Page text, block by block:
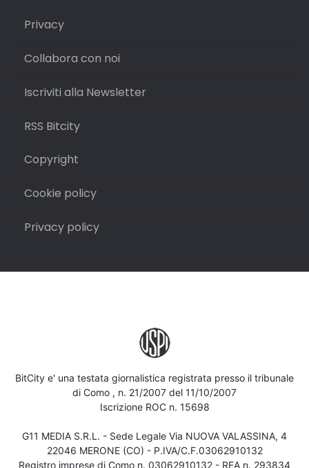
Privacy
Collabora con noi
Iscriviti alla Newsletter
RSS Bitcity
Copyright
Cookie policy
Privacy policy
BitCity e' una testata giornalistica registrata presso il tribunale
di Como , n. 21/2007 del 11/10/2007
Iscrizione ROC n. 15698
G11 MEDIA S.R.L. - Sede Legale Via NUOVA VALASSINA, 4
22046 MERONE (CO) - P.IVA/C.F.03062910132
Registro imprese di Como n. 03062910132 - REA n. 293834